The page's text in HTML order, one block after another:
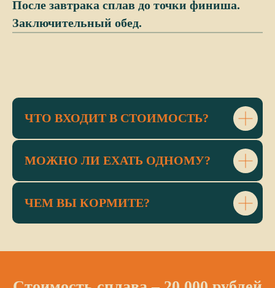
После завтрака сплав до точки финиша.
Заключительный обед.
ЧТО ВХОДИТ В СТОИМОСТЬ?
МОЖНО ЛИ ЕХАТЬ ОДНОМУ?
ЧЕМ ВЫ КОРМИТЕ?